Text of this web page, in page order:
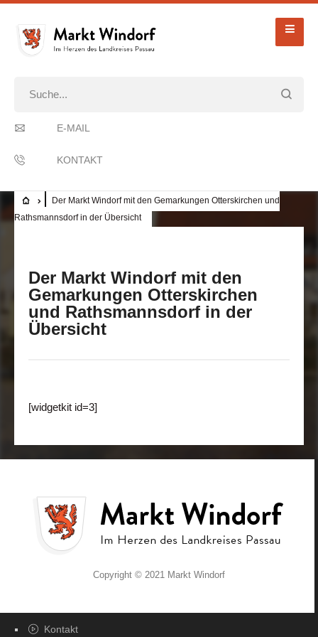
E-MAIL
KONTAKT
Der Markt Windorf mit den Gemarkungen Otterskirchen und
Rathsmannsdorf in der Übersicht
Der Markt Windorf mit den
Gemarkungen Otterskirchen
und Rathsmannsdorf in der
Übersicht
[widgetkit id=3]
Copyright © 2021 Markt Windorf
Kontakt